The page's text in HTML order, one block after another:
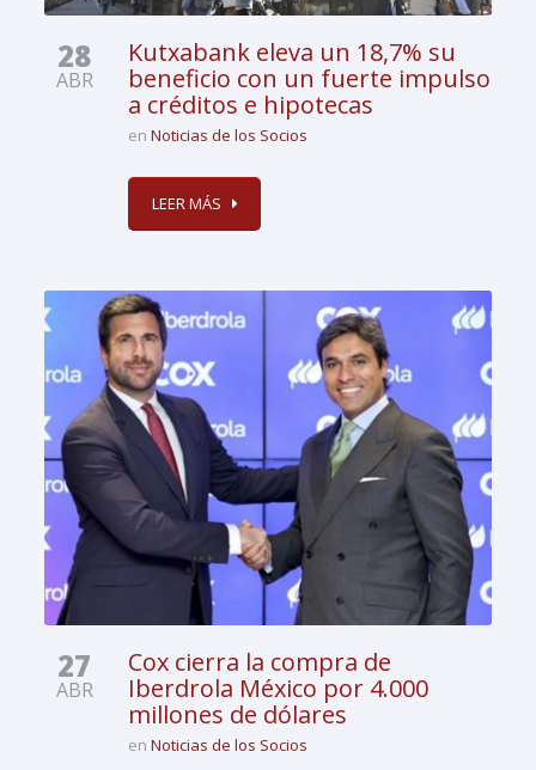
28
ABR
Kutxabank eleva un 18,7% su
beneficio con un fuerte impulso
a créditos e hipotecas
enNoticias de los Socios
LEER MÁS
27
ABR
Cox cierra la compra de
Iberdrola México por 4.000
millones de dólares
enNoticias de los Socios